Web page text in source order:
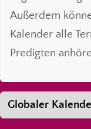
Außerdem
Kalender alle
Predigten
Globaler